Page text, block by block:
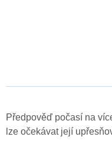
Předpověď počasí na
lze očekávat její